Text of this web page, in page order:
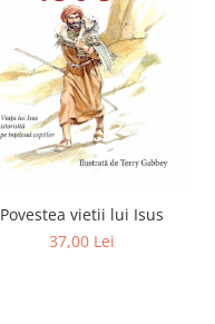
Povestea vietii lui Isus
37,00 Lei